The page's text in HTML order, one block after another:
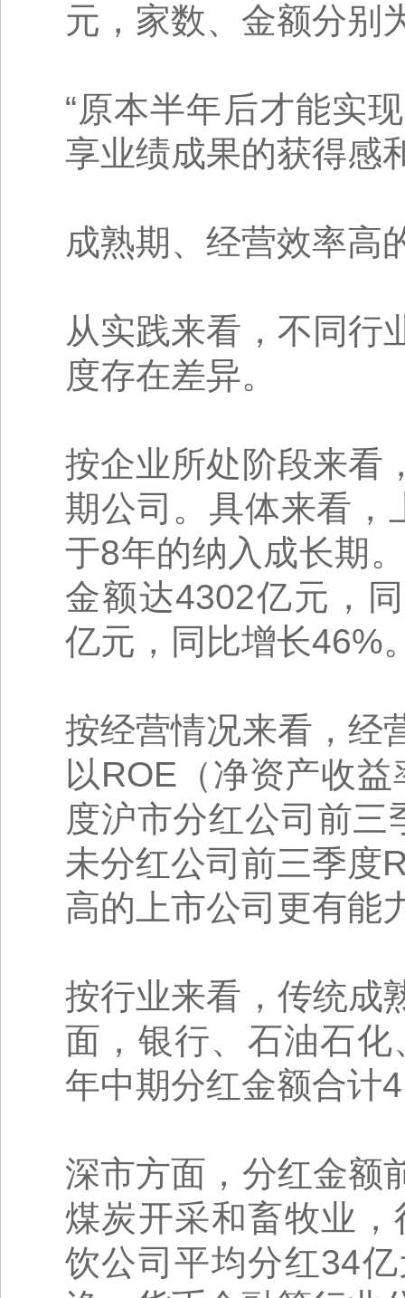
元，家数、金额分别
“原本半年后才能实
享业绩成果的获得感
成熟期、经营效率高
从实践来看，不同行
度存在差异。
按企业所处阶段来看
期公司。具体来看，
于8年的纳入成长期
金额达4302亿元，
亿元，同比增长46%
按经营情况来看，经
以ROE（净资产收
度沪市分红公司前
未分红公司前三季度
高的上市公司更有能
按行业来看，传统成
面，银行、石油石
年中期分红金额合计
深市方面，分红金额
煤炭开采和畜牧业
饮公司平均分红34